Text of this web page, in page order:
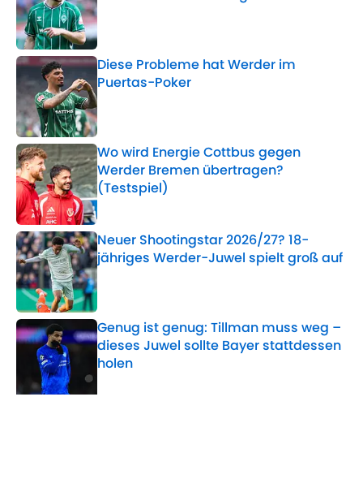
Published by on Invalid Date
Diese Probleme hat Werder im
Puertas-Poker
Published by on Invalid Date
Wo wird Energie Cottbus gegen
Werder Bremen übertragen?
(Testspiel)
Published by on Invalid Date
Neuer Shootingstar 2026/27? 18-
jähriges Werder-Juwel spielt groß auf
Published by on Invalid Date
Genug ist genug: Tillman muss weg –
dieses Juwel sollte Bayer stattdessen
holen